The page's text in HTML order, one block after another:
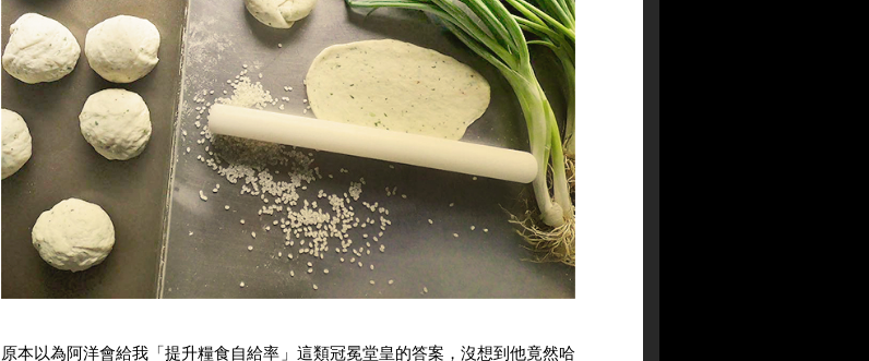
原本以為阿洋會給我「提升糧食自給率」這類冠冕堂皇的答案，沒想到他竟然哈